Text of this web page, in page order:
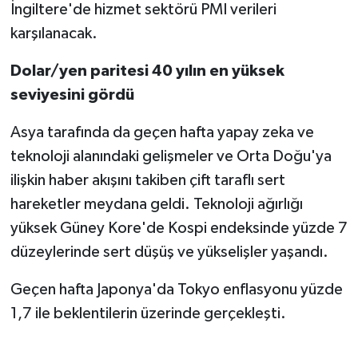
İngiltere'de hizmet sektörü PMI verileri
karşılanacak.
Dolar/yen paritesi 40 yılın en yüksek
seviyesini gördü
Asya tarafında da geçen hafta yapay zeka ve
teknoloji alanındaki gelişmeler ve Orta Doğu'ya
ilişkin haber akışını takiben çift taraflı sert
hareketler meydana geldi. Teknoloji ağırlığı
yüksek Güney Kore'de Kospi endeksinde yüzde 7
düzeylerinde sert düşüş ve yükselişler yaşandı.
Geçen hafta Japonya'da Tokyo enflasyonu yüzde
1,7 ile beklentilerin üzerinde gerçekleşti.